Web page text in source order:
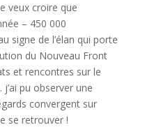
veux croire que
– 450 000
signe de l’élan qui porte
du Nouveau Front
et rencontres sur le
j’ai pu observer une
convergent sur
se retrouver !